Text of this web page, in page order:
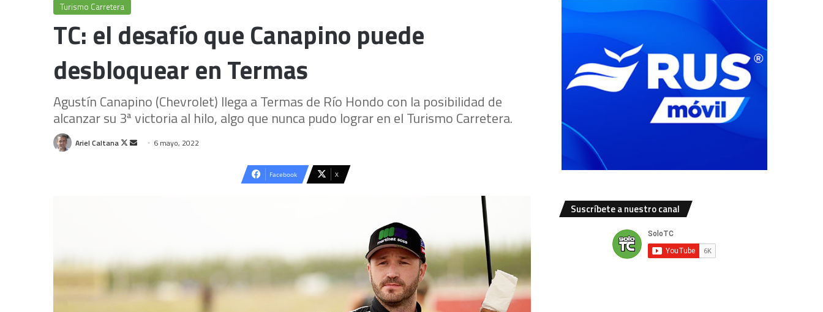
Turismo Carretera
TC: el desafío que Canapino puede
desbloquear en Termas
Agustín Canapino (Chevrolet) llega a Termas de Río Hondo con la posibilidad de
alcanzar su 3ª victoria al hilo, algo que nunca pudo lograr en el Turismo Carretera.
Ariel Caltana
Follow
Send 6 mayo, 2022
Facebook X
Suscríbete a nuestro canal